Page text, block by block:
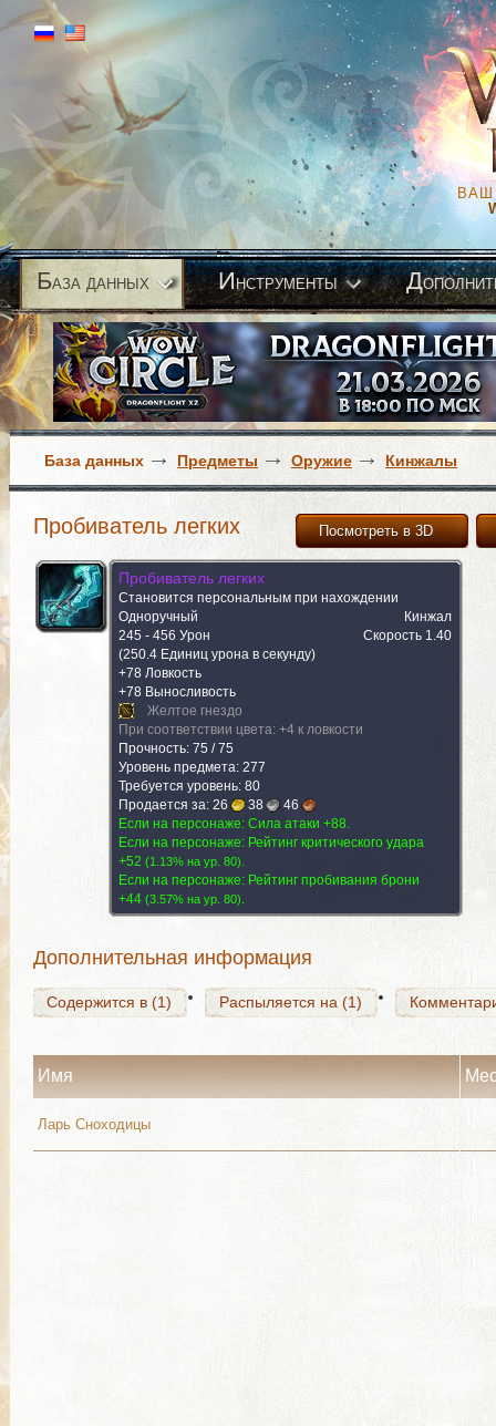
ВАШ
База данных Инструменты Д
База данных Предметы Оружие Кинжалы
Посмотреть в 3D
Пробиватель легких
Пробиватель легких
Становится персональным при нахождении
Одноручный
Кинжал
245 - 456 Урон
Скорость 1.40
(250.4 Единиц урона в секунду)
+78 Ловкость
+78 Выносливость
Желтое гнездо
При соответствии цвета: +4 к ловкости
Прочность: 75 / 75
Уровень предмета: 277
Требуется уровень: 80
Продается за: 26 38
46
Если на персонаже: Сила атаки +88.
Если на персонаже: Рейтинг критического удара
+52 (1.13% на yp. 80).
Если на персонаже: Рейтинг пробивания брони
+44 (3.57% на yp. 80).
Дополнительная информация
Содержится в (1) Распыляется на (1)
Содержится в (1) Распыляется на (1)
Содержится в (1) Распыляется на (1)
Имя
Ларь Сноходицы